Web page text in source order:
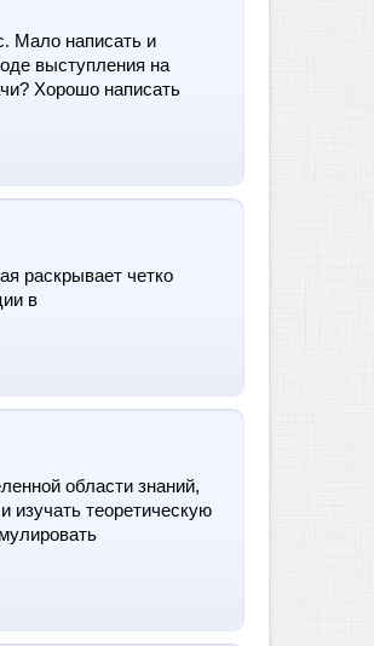
Мало написать и
выступления на
Хорошо написать
раскрывает четко
в
области знаний,
изучать теоретическую